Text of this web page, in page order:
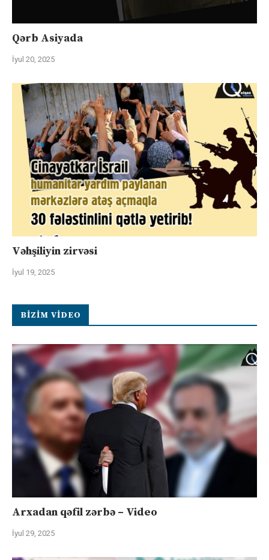
Qərb Asiyada
İyul 20, 2025
Vəhşiliyin zirvəsi
İyul 19, 2025
BIZIM VIDEO
Arxadan qəfil zərbə – Video
İyul 29, 2025